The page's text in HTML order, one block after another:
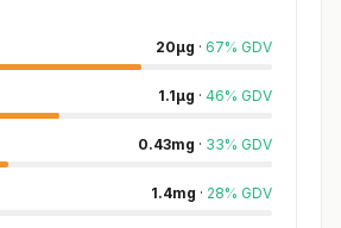
20µg · 67% GDV
1.1µg · 46% GDV
0.43mg · 33% GDV
1.4mg · 28% GDV